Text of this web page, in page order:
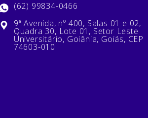
(62) 99834-0466
9ª Avenida, nº 400, Salas 01 e 02,
Quadra 30, Lote 01, Setor Leste
Universitário, Goiânia, Goiás, CEP
74603-010